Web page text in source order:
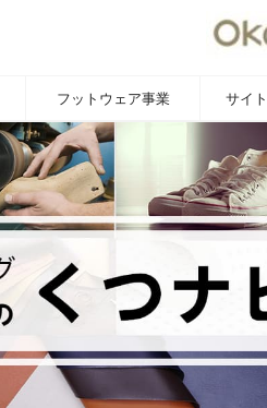
フットウェア事業
YOUTUBE
サイ